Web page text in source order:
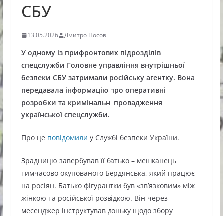
СБУ
13.05.2026 Дмитро Носов
У одному із прифронтових підрозділів
спецслужби Головне управління внутрішньої
безпеки СБУ затримали російську агентку. Вона
передавала інформацію про оперативні
розробки та кримінальні провадження
української спецслужби.
Про це повідомили у Службі безпеки України.
Зрадницю завербував її батько – мешканець
тимчасово окупованого Бердянська, який працює
на росіян. Батько фігурантки був «зв’язковим» між
жінкою та російської розвідкою. Він через
месенджер інструктував доньку щодо збору